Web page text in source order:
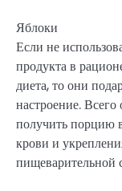
Яблоки
Если не
продукта в
диета, то они
настроение.
получить порцию
крови и
пищеварительной